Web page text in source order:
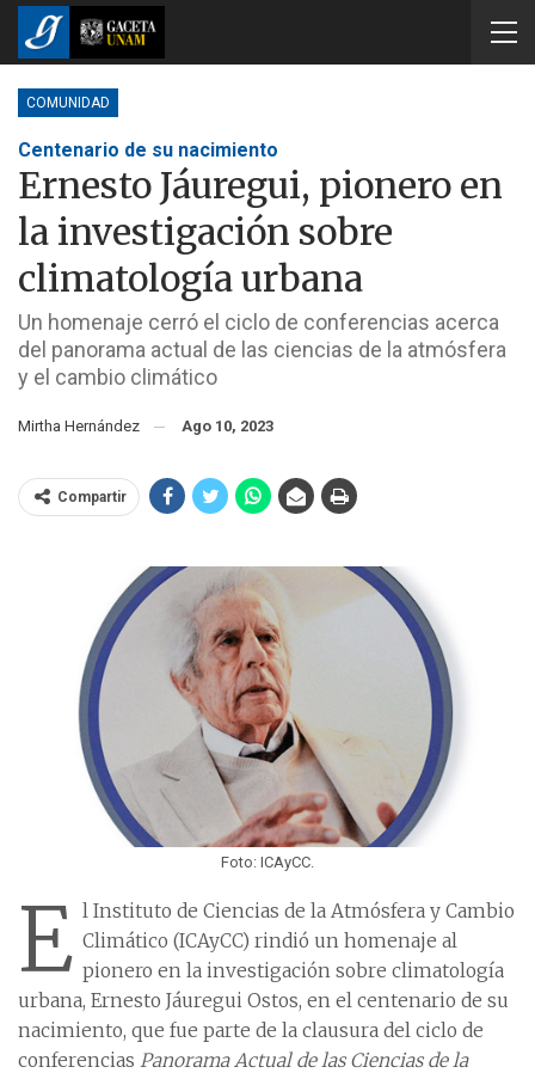
COMUNIDAD
Centenario de su nacimiento
Ernesto Jáuregui, pionero en
la investigación sobre
climatología urbana
Un homenaje cerró el ciclo de conferencias acerca
del panorama actual de las ciencias de la atmósfera
y el cambio climático
Mirtha Hernández Ago 10, 2023
Compartir
Foto: ICAyCC.
E l Instituto de Ciencias de la Atmósfera y Cambio
Climático (ICAyCC) rindió un homenaje al
pionero en la investigación sobre climatología
urbana, Ernesto Jáuregui Ostos, en el centenario de su
nacimiento, que fue parte de la clausura del ciclo de
conferencias Panorama Actual de las Ciencias de la